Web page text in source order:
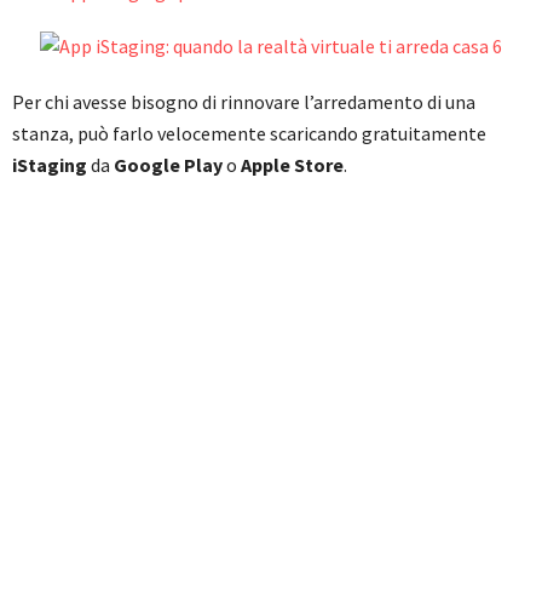
Per chi avesse bisogno di rinnovare l’arredamento di una
stanza, può farlo velocemente scaricando gratuitamente
iStaging da Google Playo Apple Store.